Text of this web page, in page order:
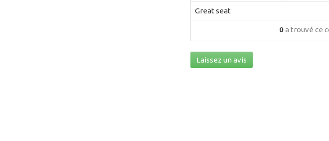
Great seat
0a trouvé ce
Laissez un avis